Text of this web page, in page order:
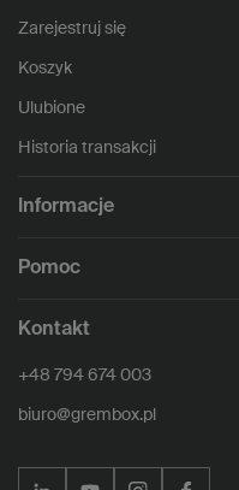
Zarejestruj się
Koszyk
Ulubione
Historia transakcji
Informacje
Pomoc
Kontakt
+48 794 674 003
biuro@grembox.pl